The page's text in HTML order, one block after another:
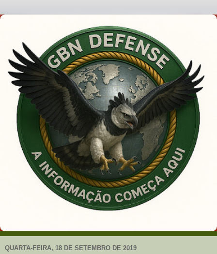
QUARTA-FEIRA, 18 DE SETEMBRO DE 2019